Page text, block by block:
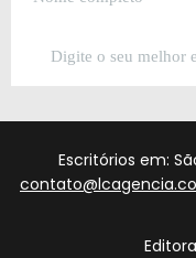
Escritórios em: